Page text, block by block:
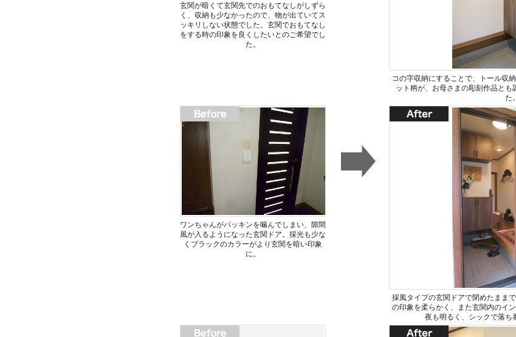
玄関が暗くて玄関先でのおもてなしがしずら
く、収納も少なかったので、物が出ていてス
ッキリしない状態でした。玄関でおもてなし
をする時の印象を良くしたいとのご希望でし
た。
コの字収納にすることで、トール収
ット柄が、お母さまの彫刻作品と
た。
ワンちゃんがパッキンを噛んでしまい、隙間
風が入るようになった玄関ドア。採光も少な
くブラックのカラーがより玄関を暗い印象
に。
採風タイプの玄関ドアで閉めたまま
の印象を柔らかく、また玄関内のイ
夜も明るく、シックで落ち